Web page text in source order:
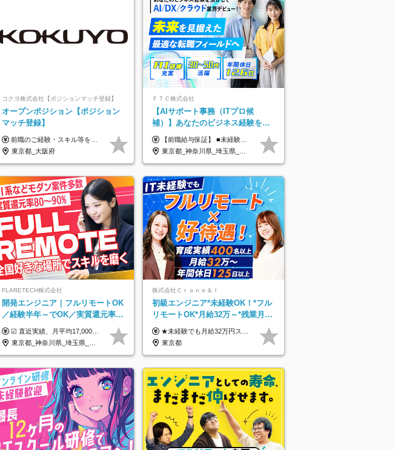
コクヨ株式会社【ポジションマッチ登録】
オープンポジション【ポジション
マッチ登録】
前職のご経験・スキル等を考慮して決定します。
東京都_大阪府
ＦＴＣ株式会社
【AIサポート事務（ITプロ候
補）】あなたのビジネス経験をAI
業界で活かす◆IT未経験OK◆目指
せるコンサル
【前職給与保証】 ■未経験者： 月給30万円～35万円 ■ローキャリア（経験目安1年程度）： 月給35万円～40万円 ■経験者（経験目安3年以上）： 月給40万円～60万円 ■即戦力（経験目安5年以上）： 月給45万円～80万円 ※上記金額には固定残業代30時間分 【未経験者5万5000円～7万3000円、 ローキャリア6万4000円～7万3000円、 経験者5万8000円～10万9000円、 即戦力8万2000円～14万5000円】を含みます。 ※30時間を超える場合は追加で全額支給します。 ※経験・能力・前職給与などを総合的に評価したうえでご納得いただけるよう個別決定。 未経験者の場合、前職給与とポテンシャルを査定のうえ決定いたします。 ※日本国内でのIT業界経験、または同等の実務経験と能力に応じて決定します。 ※前職給与は日本円かつ、日本国内での実績に基づき評価します。 【納得の評価システム】 ★クォーター毎に査定する評価制度導入！ 明確な評価基準で翌年度年収を上げましょう！ ★評価対象期間に在籍中のほとんどの社員が昇給し 年収アップを実現しています！ ★様々なインセンティブ制度を用意し多角的に正当評価しています！ ※試用期間6カ月（期間中の待遇等に差異なし）
東京都_神奈川県_埼玉県_千葉県
FLARETECH株式会社
開発エンジニア｜フルリモートOK
／経験半年～でOK／実質還元率80
～90%／前給保証／AI系など最先
端案件多数
☑︎ 直近実績、月平均17,000円の昇給 ☑︎ 前職給与100%保証 ☑︎ 実質還元率80～90% ☑︎ 待機時も給与は満額支給 月給35万円～70万円＋交通費など各種手当 ※想定年収：4,200,000円～10,560,000円 ※経験・能力等を考慮の上で決定します。 ※上記金額には、みなし残業手当（50時間分・104,000円～212,000円）を含みます。超過分は別途追加支給します。 ┗残業時間は月平均10時間、多い時でも20時間程度と安定しております ★単価連動型の給与体系ではないため、万が一待機になってもその間の給与は満額支給しています。 ＜1年間の昇給事例をご紹介！＞ ・20代/フロントエンドエンジニア：月給274,000円→月給362,000円（＋88,000円/月） ・20代/iOSエンジニア：月給237,000円→月給287,000円（＋50,000円/月） ・20代/Androidエンジニア：月給316,000円→月給374,000円（＋58,000円/月） ・30代/Javaエンジニア（上流）：月給340,000円→月給418,000円（＋78,000円/月） ・30代/PMO：月給340,000円→月給418,000円（＋78,000円/月）
東京都_神奈川県_埼玉県_千葉県_大阪府_愛知県_北海道_青森県_岩手県_宮城県_秋田県_山形県_福島県_茨城県_栃木県_群馬県_新潟県_山梨県_長野県_富山県_石川県_福井県_静岡県_岐阜県_三重県_兵庫県_京都府_滋賀県_奈良県_和歌山県_広島県_岡山県_鳥取県_島根県_山口県_徳島県_香川県_愛媛県_高知県_福岡県_熊本県_佐賀県_長崎県_大分県_宮崎県_鹿児島県_沖縄県
株式会社Ｃｒａｎｅ＆Ｉ
初級エンジニア*未経験OK！*フル
リモートOK*月給32万～*残業月
9.8h*1ヶ月の研修*資格取得率
100％
★未経験でも月給32万円スタート★ 月収32万円～35万円＋各種手当（資格手当だけで毎月15万の上乗せ実績あり！） ★資格手当豊富！1資格につき最大3万円支給 ★功績手当の導入で、毎月のお給与に上乗せで最大10万円支給している社員も！ ★1回の昇級で年収数十万UPも可 ★ゆくゆくは年収1000万以上も目指せる 年俸384万円～1,162万8,000円（12分割） ※経験・スキルを考慮の上決定します ※上記金額には固定残業代（月30h分・60,800円～66,500円）を含みます ※超過分は別途全額支給します ※試用期間2ヶ月間あり（その他待遇に差異はありません）
東京都